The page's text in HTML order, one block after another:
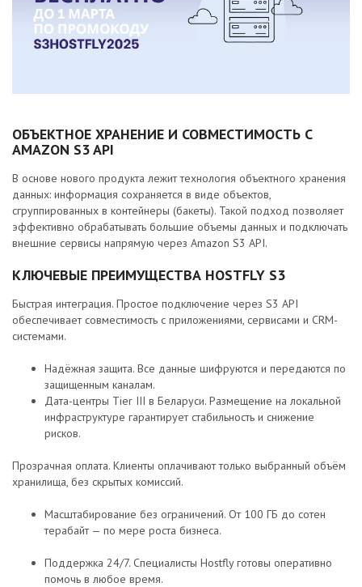
ОБЪЕКТНОЕ ХРАНЕНИЕ И СОВМЕСТИМОСТЬ С
AMAZON S3 API
В основе нового продукта лежит технология объектного хранения
данных: информация сохраняется в виде объектов,
сгруппированных в контейнеры (бакеты). Такой подход позволяет
эффективно обрабатывать большие объемы данных и подключать
внешние сервисы напрямую через Amazon S3 API.
КЛЮЧЕВЫЕ ПРЕИМУЩЕСТВА HOSTFLY S3
Быстрая интеграция. Простое подключение через S3 API
обеспечивает совместимость с приложениями, сервисами и CRM-
системами.
Надёжная защита. Все данные шифруются и передаются по
защищенным каналам.
Дата-центры Tier III в Беларуси. Размещение на локальной
инфраструктуре гарантирует стабильность и снижение
рисков.
Прозрачная оплата. Клиенты оплачивают только выбранный объём
хранилища, без скрытых комиссий.
Масштабирование без ограничений. От 100 ГБ до сотен
терабайт — по мере роста бизнеса.
Поддержка 24/7. Специалисты Hostfly готовы оперативно
помочь в любое время.